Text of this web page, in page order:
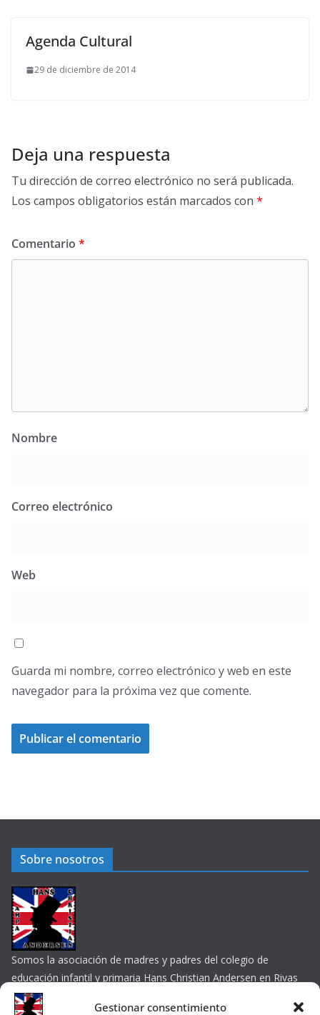
Gestionar consentimiento
Agenda Cultural
29 de diciembre de 2014
Deja una respuesta
Tu dirección de correo electrónico no será publicada.
Los campos obligatorios están marcados con *
Comentario *
Nombre
Correo electrónico
Web
Guarda mi nombre, correo electrónico y web en este
navegador para la próxima vez que comente.
Sobre nosotros
Somos la asociación de madres y padres del colegio de
educación infantil y primaria Hans Christian Andersen en Rivas
Vaciamadrid